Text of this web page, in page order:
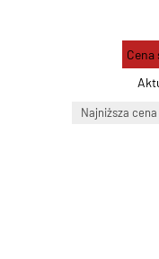
Najniższa